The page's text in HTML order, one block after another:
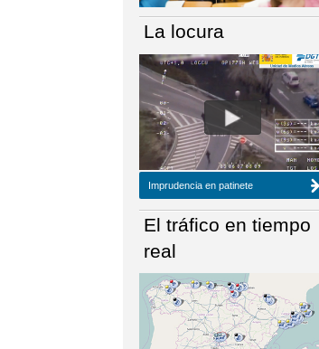
NÚMERO ACTUAL HEMEROTECA
La locura
Imprudencia en patinete
El tráfico en tiempo
real